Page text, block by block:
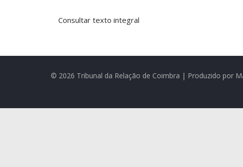
Consultar texto integral
© 2026 Tribunal da Relação de Coimbra | Produzido por